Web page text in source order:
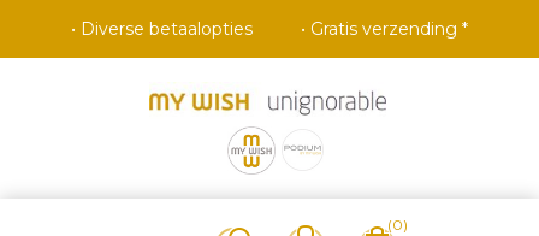
• Diverse betaalopties • Gratis verzending *
(0)